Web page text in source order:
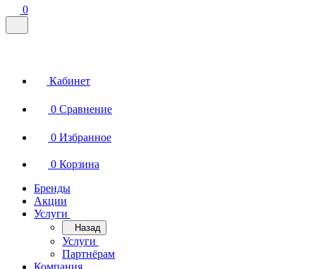
0
Кабинет
0 Сравнение
0 Избранное
0 Корзина
Бренды
Акции
Услуги
Назад
Услуги
Партнёрам
Компания